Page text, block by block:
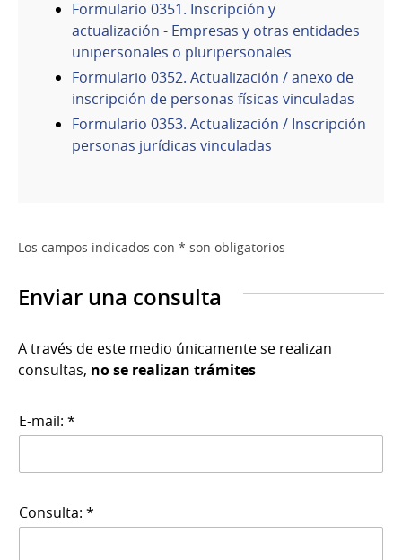
Formulario 0351. Inscripción y
actualización - Empresas y otras entidades
unipersonales o pluripersonales
Formulario 0352. Actualización / anexo de
inscripción de personas físicas vinculadas
Formulario 0353. Actualización / Inscripción
personas jurídicas vinculadas
Los campos indicados con * son obligatorios
Enviar una consulta
A través de este medio únicamente se realizan
consultas, no se realizan trámites
E-mail: *
Consulta: *